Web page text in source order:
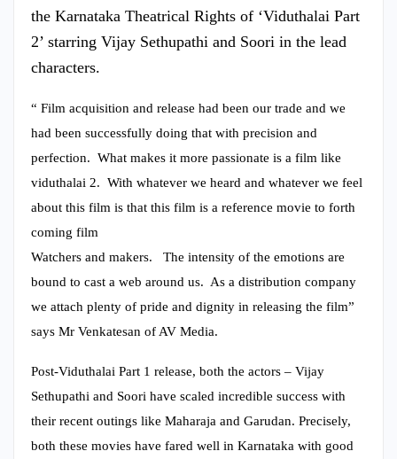
the Karnataka Theatrical Rights of ‘Viduthalai Part
2’ starring Vijay Sethupathi and Soori in the lead
characters.
“ Film acquisition and release had been our trade and we
had been successfully doing that with precision and
perfection. What makes it more passionate is a film like
viduthalai 2. With whatever we heard and whatever we feel
about this film is that this film is a reference movie to forth
coming film
Watchers and makers. The intensity of the emotions are
bound to cast a web around us. As a distribution company
we attach plenty of pride and dignity in releasing the film”
says Mr Venkatesan of AV Media.
Post-Viduthalai Part 1 release, both the actors – Vijay
Sethupathi and Soori have scaled incredible success with
their recent outings like Maharaja and Garudan. Precisely,
both these movies have fared well in Karnataka with good